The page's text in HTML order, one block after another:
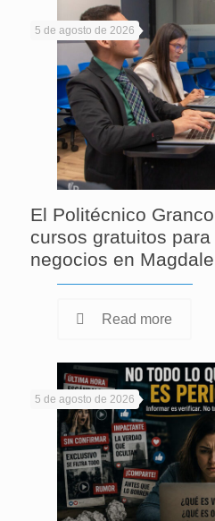
5 de agosto de 2026
El Politécnico
cursos gratuitos
negocios en
Read more
5 de agosto de 2026